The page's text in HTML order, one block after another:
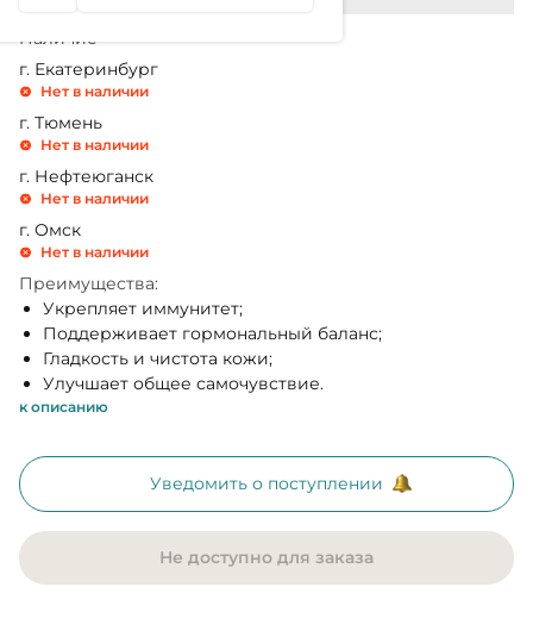
Наличие
г. Екатеринбург
Нет в наличии
г. Тюмень
Нет в наличии
г. Нефтеюганск
Нет в наличии
г. Омск
Нет в наличии
Преимущества:
Укрепляет иммунитет;
Поддерживает гормональный баланс;
Гладкость и чистота кожи;
Улучшает общее самочувствие.
к описанию
Уведомить о поступлении
Не доступно для заказа